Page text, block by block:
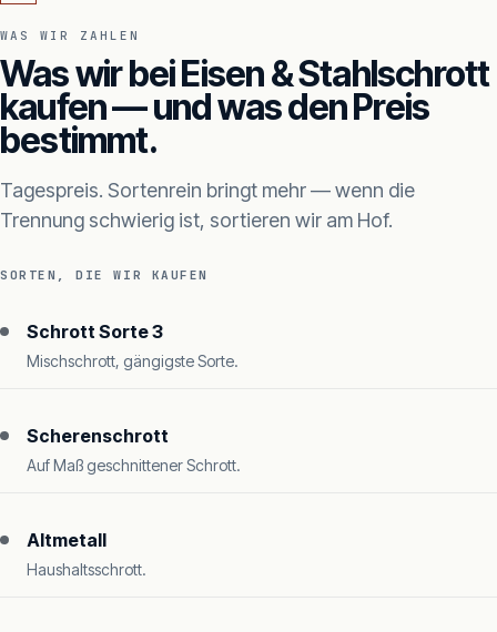
WAS WIR ZAHLEN
Was wir bei Eisen & Stahlschrott
kaufen — und was den Preis
bestimmt.
Tagespreis. Sortenrein bringt mehr — wenn die
Trennung schwierig ist, sortieren wir am Hof.
SORTEN, DIE WIR KAUFEN
Schrott Sorte 3
Mischschrott, gängigste Sorte.
Scherenschrott
Auf Maß geschnittener Schrott.
Altmetall
Haushaltsschrott.